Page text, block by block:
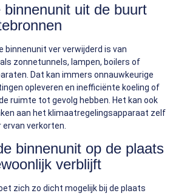
binnenunit uit de buurt
binnenunit ver verwijderd is van
zonnetunnels, lampen, boilers of
Dat kan immers onnauwkeurige
opleveren en inefficiënte koeling of
ruimte tot gevolg hebben. Het kan ook
aan het klimaatregelingsapparaat zelf
verkorten.
binnenunit op de plaats
verblijft
zich zo dicht mogelijk bij de plaats